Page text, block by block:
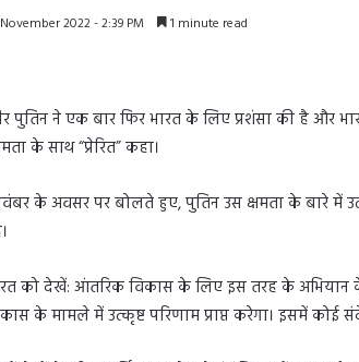
2022 - 2:39 PM 1 minute read
पुतिन ने एक बार फिर भारत के लिए प्रशंसा की है और
के साथ “प्रेरित” कहा।
के अवसर पर बोलते हुए, पुतिन उस क्षमता के बारे में
को देखें: आंतरिक विकास के लिए इस तरह के अभियान
के मामले में उत्कृष्ट परिणाम प्राप्त करेगा। इसमें